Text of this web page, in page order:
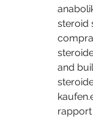
steroid
and
rapport